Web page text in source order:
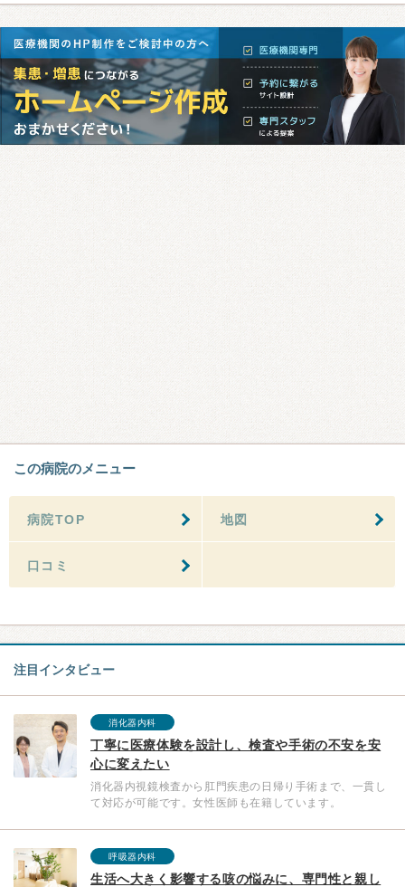
この病院のメニュー
病院TOP 地図
口コミ
注目インタビュー
消化器内科
丁寧に医療体験を設計し、検査や手術の不安を安
心に変えたい
消化器内視鏡検査から肛門疾患の日帰り手術まで、一貫し
て対応が可能です。女性医師も在籍しています。
呼吸器内科
生活へ大きく影響する咳の悩みに、専門性と親し